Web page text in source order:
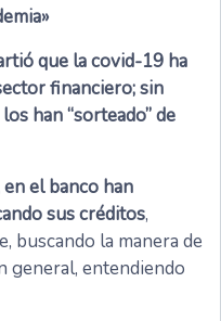
que la covid-19 ha
financiero; sin
han “sorteado” de
el banco han
sus créditos,
buscando la manera de
general, entendiendo